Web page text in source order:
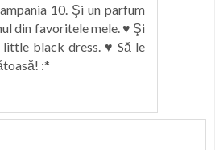
10. Şi un parfum
din favoritele mele. ♥ Şi
little black dress. ♥ Să le
:*